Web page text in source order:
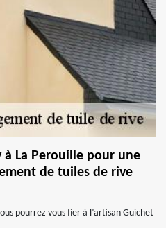
à La Perouille pour une
de tuiles de rive
pourrez vous fier à l’artisan Guichet